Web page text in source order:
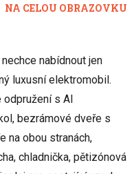
NA CELOU OBRAZOVKU
nabídnout jen
luxusní elektromobil.
odpružení s AI
bezrámové dveře s
na obou stranách,
chladnička, pětizónová